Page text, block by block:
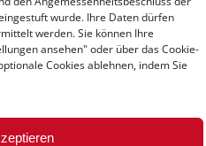
wurde. Ihre Daten dürfen
werden. Sie können Ihre
ansehen" oder über das Cookie-
Cookies ablehnen, indem Sie
GmbH